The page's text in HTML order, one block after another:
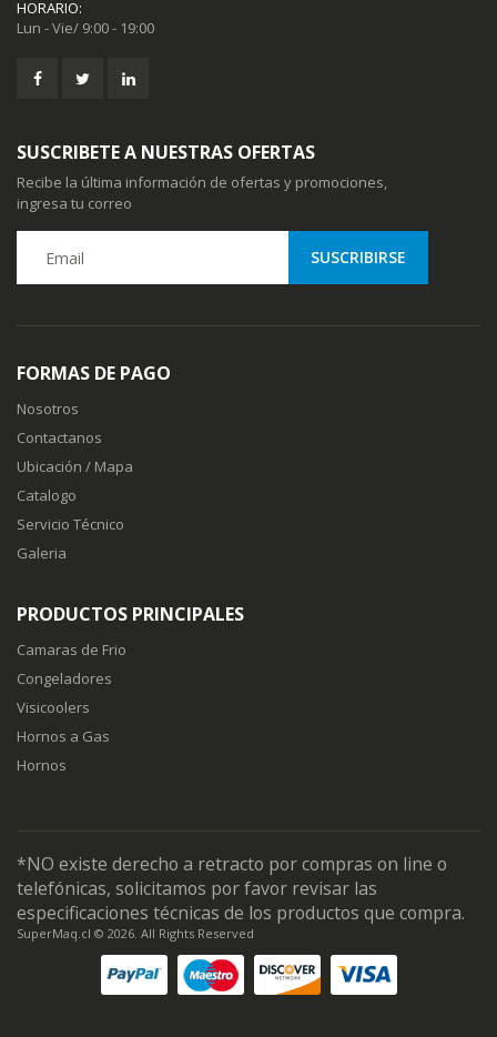
HORARIO:
Lun - Vie/ 9:00 - 19:00
SUSCRIBETE A NUESTRAS OFERTAS
Recibe la última información de ofertas y promociones,
ingresa tu correo
FORMAS DE PAGO
Nosotros
Contactanos
Ubicación / Mapa
Catalogo
Servicio Técnico
Galeria
PRODUCTOS PRINCIPALES
Camaras de Frio
Congeladores
Visicoolers
Hornos a Gas
Hornos
*NO existe derecho a retracto por compras on line o
telefónicas, solicitamos por favor revisar las
especificaciones técnicas de los productos que compra.
SuperMaq.cl © 2026. All Rights Reserved